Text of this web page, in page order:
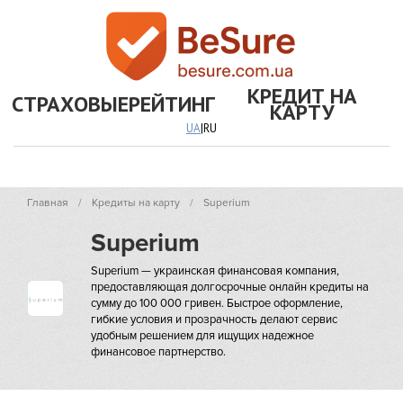
СТРАХОВЫЕРЕЙТИНГ КРЕДИТ НА
КАРТУ
UA|RU
Главная Кредиты на карту Superium
Superium
Superium — украинская финансовая компания,
предоставляющая долгосрочные онлайн кредиты на
сумму до 100 000 гривен. Быстрое оформление,
гибкие условия и прозрачность делают сервис
удобным решением для ищущих надежное
финансовое партнерство.